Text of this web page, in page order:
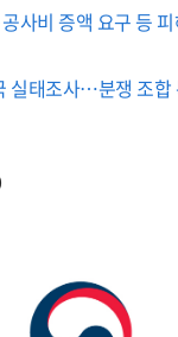
사비 증액 요구 등
실태조사…분쟁 조합